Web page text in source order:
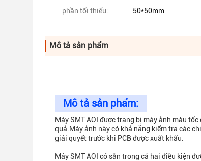
phần tối thiểu: 50*50mm
Mô tả sản phẩm
Mô tả sản phẩm:
Máy SMT AOI được trang bị máy ảnh màu
quả.Máy ảnh này có khả năng kiểm tra các
giải quyết trước khi PCB được xuất khẩu.
Máy SMT AOI có sẵn trong cả hai điều kiện